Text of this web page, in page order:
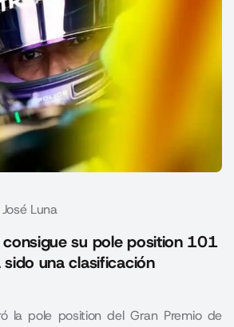
Luna
consigue su pole position 101
sido una clasificación
la pole position del Gran Premio de